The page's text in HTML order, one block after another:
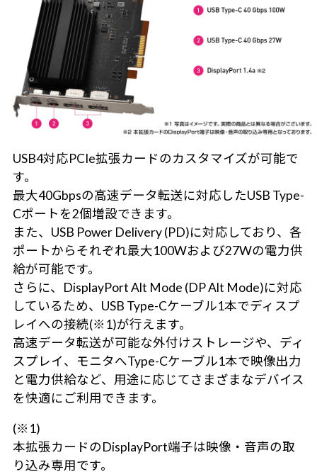
USB4対応PCIe拡張カードのカスタマイズが可能で
す。
最大40Gbpsの高速データ転送に対応したUSB Type-
Cポートを2個増設できます。
また、USB Power Delivery (PD)に対応しており、各
ポートからそれぞれ最大100Wおよび27Wの電力供
給が可能です。
さらに、DisplayPort Alt Mode (DP Alt Mode)に対応
しているため、USB Type-Cケーブル1本でディスプ
レイへの接続(※1)が行えます。
高速データ転送が可能な外付けストレージや、ディ
スプレイ、モニタへType-Cケーブル1本で映像出力
と電力供給など、用途に応じてさまざまなデバイス
を快適にご利用できます。
(※1)
本拡張カードのDisplayPort端子は映像・音声の取
り込み専用です。